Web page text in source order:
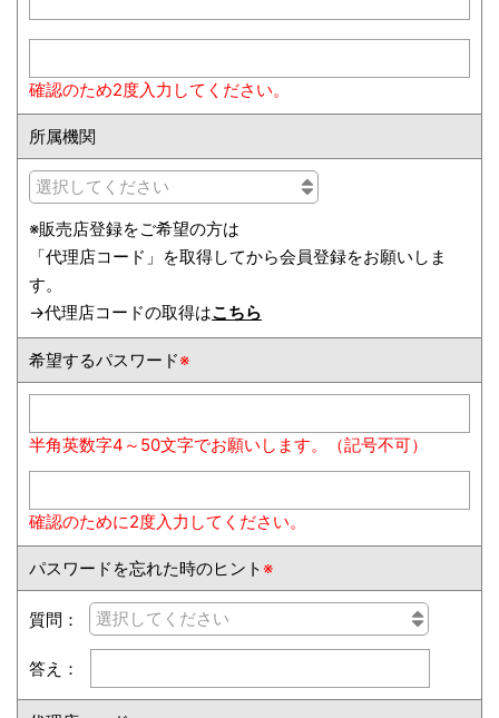
確認のため2度入力してください。
所属機関
※販売店登録をご希望の方は
「代理店コード」を取得してから会員登録をお願いしま
す。
→代理店コードの取得はこちら
希望するパスワード※
半角英数字4～50文字でお願いします。（記号不可）
確認のために2度入力してください。
パスワードを忘れた時のヒント ※
質問：
答え：